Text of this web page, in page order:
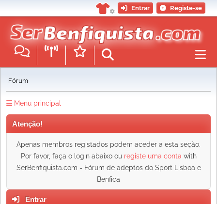
Entrar Registe-se
Fórum
Menu principal
Atenção!
Apenas membros registados podem aceder a esta seção.
Por favor, faça o login abaixo ou registe uma conta with
SerBenfiquista.com - Fórum de adeptos do Sport Lisboa e
Benfica
Entrar